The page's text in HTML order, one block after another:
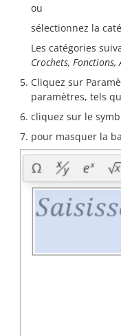
ou
sélectionnez la
Les catégories
Crochets,
Cliquez sur
paramètres, tels
cliquez sur le
pour masquer la